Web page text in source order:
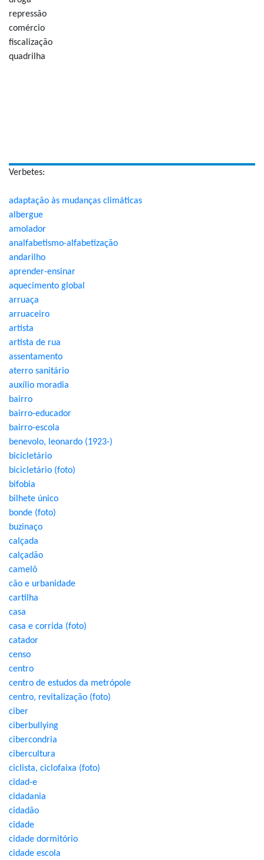
repressão
comércio
fiscalização
quadrilha
Verbetes:
adaptação às mudanças climáticas
albergue
amolador
analfabetismo-alfabetização
andarilho
aprender-ensinar
aquecimento global
arruaça
arruaceiro
artista
artista de rua
assentamento
aterro sanitário
auxílio moradia
bairro
bairro-educador
bairro-escola
benevolo, leonardo (1923-)
bicicletário
bicicletário (foto)
bifobia
bilhete único
bonde (foto)
buzinaço
calçada
calçadão
camelô
cão e urbanidade
cartilha
casa
casa e corrida (foto)
catador
censo
centro
centro de estudos da metrópole
centro, revitalização (foto)
ciber
ciberbullying
cibercondria
cibercultura
ciclista, ciclofaixa (foto)
cidad-e
cidadania
cidadão
cidade
cidade dormitório
cidade escola